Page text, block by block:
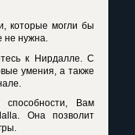
которые могли бы
не нужна.
к Нирдалле. С
умения, а также
Вам
Она позволит